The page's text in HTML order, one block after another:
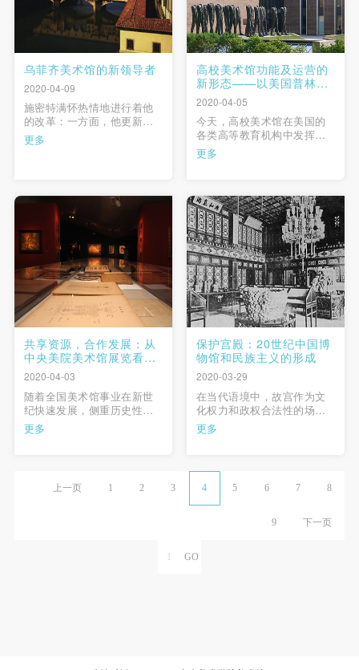
乌菲齐美术馆的新领导者
2020-04-09
施密特满怀热情地进行着他
的改革：一方面，他更新了
乌菲齐美术馆用来陈列展品
的硬件设施；另一方面，他
具代表性的）是对美术馆内
波提切利陈列室的改造和翻
新，并在原本这八个陈列室
中展出 …
更多
高校美术馆功能及运营的
新形态——以美国普林斯
顿大学美术馆为例
2020-04-05
今天，高校美术馆在美国的
各类高等教育机构中发挥着
重要的作用，并展现出了在
功能和运营上的新形态。本
大学美术馆为例，研究高校
美术馆运营的基本状况，以
及其在高校教育和所在社区
（及更广泛的公众）中所发
挥的积极作 …
更多
共享资源，合作发展：从
中央美院美术馆展览看图
书馆与美术馆的关系
2020-04-03
随着全国美术馆事业在新世
纪快速发展，侧重历史性、
文献性、研究性、着眼于美
术史专题的展览，在北京、
入挖掘视觉资料，以有效凸
更多
保护宫殿：20世纪中国博
物馆和民族主义的形成
2020-03-29
在当代语境中，故宫作为文
化权力和政权合法性的场所
和符号，其双重的意义源于
中国皇家收藏的“古老”功能与
世纪以来的跨国文化和政治
进程正逐步融入20世纪初期
的北京地方经验与意识，当
更多
上一页 1 2 3 4 5 6 7 8
9 下一页